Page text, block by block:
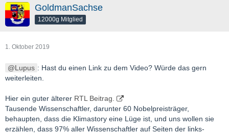
GoldmanSachse
12000g Mitglied
1. Oktober 2019
Lupus : Hast du einen Link zu dem Video? Würde das gern
weiterleiten.
Hier ein guter älterer RTL Beitrag.
Tausende Wissenschaftler, darunter 60 Nobelpreisträger,
behaupten, dass die Klimastory eine Lüge ist, und uns wollen sie
erzählen, dass 97% aller Wissenschaftler auf Seiten der links-